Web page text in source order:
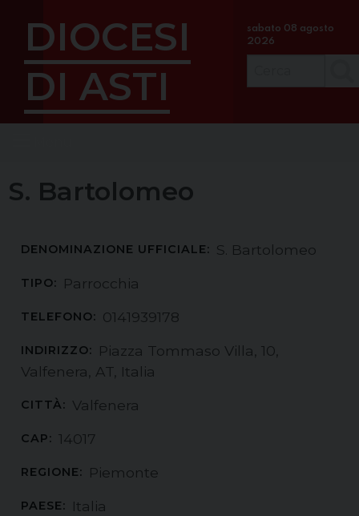
c
sabato 08 agosto
2026
DIOCESI
DI ASTI
S. Bartolomeo
DENOMINAZIONE UFFICIALE: S. Bartolomeo
TIPO: Parrocchia
TELEFONO: 0141939178
INDIRIZZO:
Piazza Tommaso Villa, 10,
Valfenera, AT, Italia
CITTÀ: Valfenera
CAP: 14017
REGIONE: Piemonte
PAESE: Italia